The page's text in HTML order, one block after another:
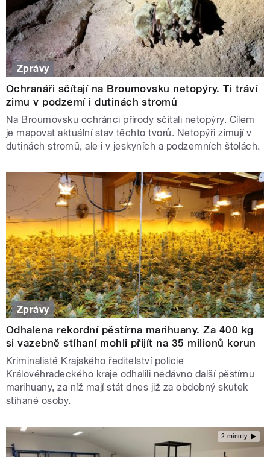
Zprávy
Ochranáři sčítají na Broumovsku netopýry. Ti tráví
zimu v podzemí i dutinách stromů
Na Broumovsku ochránci přírody sčítali netopýry. Cílem
je mapovat aktuální stav těchto tvorů. Netopýři zimují v
dutinách stromů, ale i v jeskyních a podzemních štolách.
Zprávy
Odhalena rekordní pěstírna marihuany. Za 400 kg
si vazebně stíhaní mohli přijít na 35 milionů korun
Kriminalisté Krajského ředitelství policie
Královéhradeckého kraje odhalili nedávno další pěstírnu
marihuany, za níž mají stát dnes již za obdobný skutek
stíhané osoby.
2 minuty